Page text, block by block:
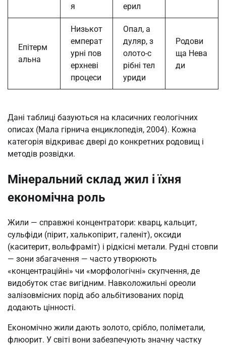
я
ерил
Епітерм
альна
Низькот
емперат
урні пов
ерхневі
процеси
Опал, а
дуляр, з
олото-с
рібні тел
уриди
Родови
ща Нева
ди
Дані таблиці базуються на класичних геологічних
описах (Мала гірнича енциклопедія, 2004). Кожна
категорія відкриває двері до конкретних родовищ і
методів розвідки.
Мінеральний склад жил і їхня
економічна роль
Жили — справжні концентратори: кварц, кальцит,
сульфіди (пірит, халькопірит, галеніт), оксиди
(каситерит, вольфраміт) і рідкісні метали. Рудні стовпи
— зони збагачення — часто утворюють
«концентраційні» чи «морфологічні» скупчення, де
видобуток стає вигідним. Навколожильні ореоли
залізовмісних порід або альбітизованих порід
додають цінності.
Економічно жили дають золото, срібло, поліметали,
флюорит. У світі вони забезпечують значну частку